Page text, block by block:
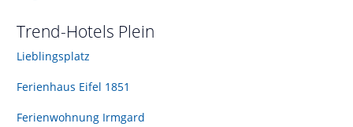
Trend-Hotels Plein
Lieblingsplatz
Ferienhaus Eifel 1851
Ferienwohnung Irmgard